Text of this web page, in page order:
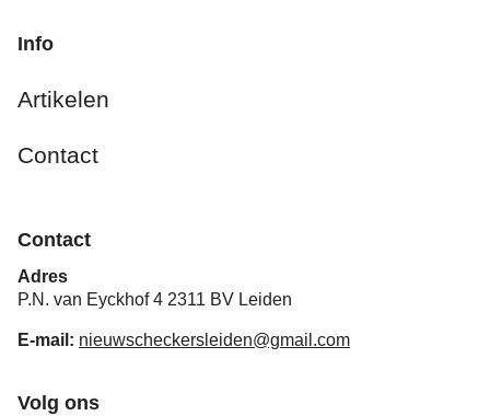
Info
Artikelen
Contact
Contact
Adres
P.N. van Eyckhof 4 2311 BV Leiden
E-mail: nieuwscheckersleiden@gmail.com
Volg ons